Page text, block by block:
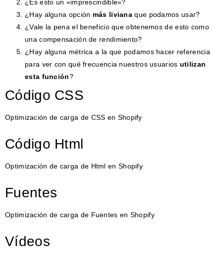
¿Es esto un «imprescindible»?
¿Hay alguna opción más liviana que podamos usar?
¿Vale la pena el beneficio que obtenemos de esto como
una compensación de rendimiento?
¿Hay alguna métrica a la que podamos hacer referencia
para ver con qué frecuencia nuestros usuarios utilizan
esta función?
Código CSS
Optimización de carga de CSS en Shopify
Código Html
Optimización de carga de Html en Shopify
Fuentes
Optimización de carga de Fuentes en Shopify
Vídeos